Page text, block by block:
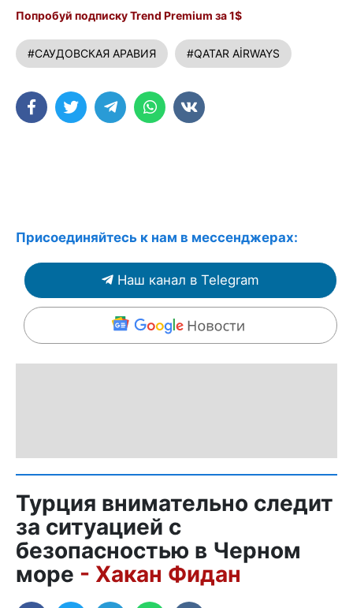
Попробуй подписку Trend Premium за 1$
#САУДОВСКАЯ АРАВИЯ #QATAR AİRWAYS
Присоединяйтесь к нам в мессенджерах:
Наш канал в Telegram
Турция внимательно следит
за ситуацией с
безопасностью в Черном
море - Хакан Фидан